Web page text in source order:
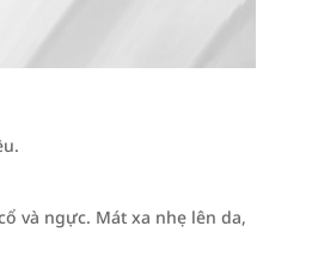
và ngực. Mát xa nhẹ lên da,